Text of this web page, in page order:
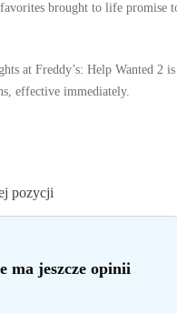
brought to life promise
at Freddy’s: Help Wanted 2 is
effective immediately.
pozycji
ma jeszcze opinii